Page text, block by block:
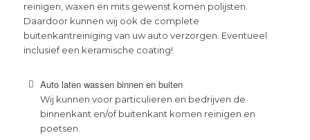
reinigen, waxen en mits gewenst komen polijsten.
Daardoor kunnen wij ook de complete
buitenkantreiniging van uw auto verzorgen. Eventueel
inclusief een keramische coating!
Auto laten wassen binnen en buiten
Wij kunnen voor particulieren en bedrijven de
binnenkant en/of buitenkant komen reinigen en
poetsen.